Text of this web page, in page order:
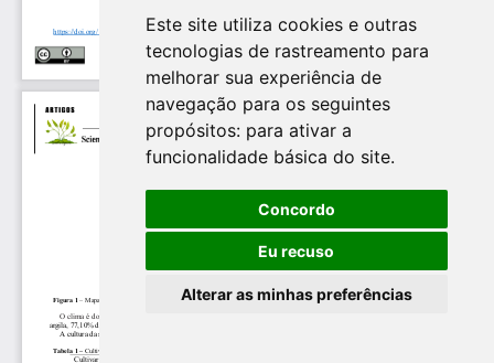
Este site utiliza cookies e outras
tecnologias de rastreamento para
melhorar sua experiência de
navegação para os seguintes
propósitos: para ativar a
funcionalidade básica do site.
Concordo
Eu recuso
Alterar as minhas preferências